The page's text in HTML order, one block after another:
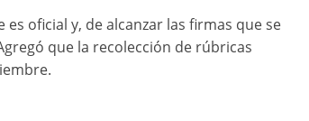
oficial y, de alcanzar las firmas que se
que la recolección de rúbricas